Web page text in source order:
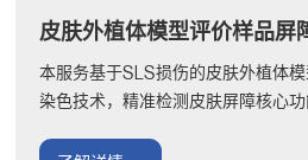
皮肤外植体模型评价样品屏
本服务基于SLS损伤的皮肤外植体
染色技术，精准检测皮肤屏障核心